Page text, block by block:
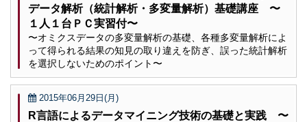
データ解析（統計解析・多変量解析）基礎講座 〜
１人１台ＰＣ実習付〜
〜オミクスデータの多変量解析の基礎、各種多変量解析によ
って得られる結果の知見の取り違えを防ぎ、誤った統計解析
を選択しないためのポイント〜
2015年06月29日(月)
R言語によるデータマイニング技術の基礎と実践 〜